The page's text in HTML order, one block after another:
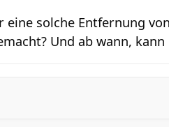
eine solche Entfernung
Und ab wann, kann